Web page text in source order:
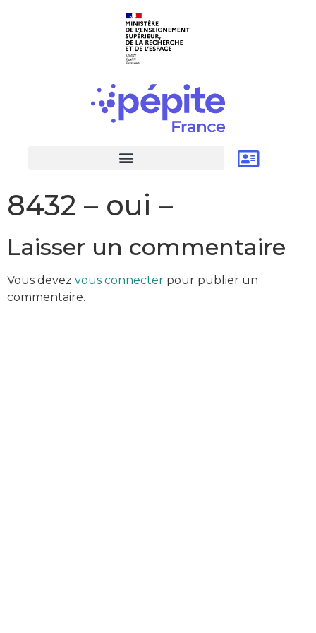
8432 – oui –
Laisser un commentaire
Vous devez vous connecter pour publier un
commentaire.